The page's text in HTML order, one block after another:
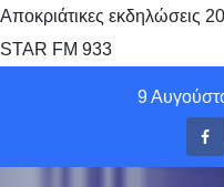
Αποκριάτικες εκδηλώσεις
STAR FM 933
9